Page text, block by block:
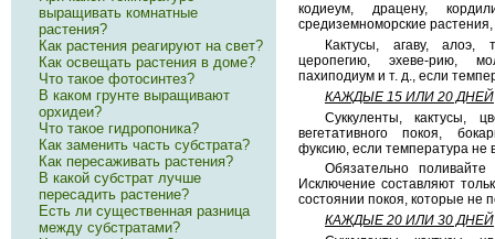
кодиеум, драцену,
средиземноморские
Кактусы, агаву, алоэ,
церопегию, эхеве-рию,
пахиподиум и т. д., если
КАЖДЫЕ 15 ИЛИ 20 ДНЕЙ
Суккуленты, кактусы,
вегетативного покоя,
фуксию, если температура не
Обязательно
Исключение составляют
состоянии покоя, которые не
КАЖДЫЕ 20 ИЛИ 30 ДНЕЙ
выращивать комнатные
растения?
Как растения реагируют на свет?
Как освещать растения в доме?
Что такое фотосинтез?
В каком грунте выращивают
орхидеи?
Что такое гидропоника?
Как заменить часть субстрата?
Как пересаживать растения?
В какой субстрат лучше
пересадить растение?
Есть ли существенная разница
между субстратами?